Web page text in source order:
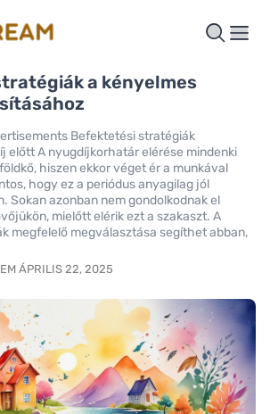
a kényelmes
Befektetési stratégiák
előtt A nyugdíjkorhatár elérése mindenki
hiszen ekkor véget ér a munkával
hogy ez a periódus anyagilag jól
Sokan azonban nem gondolkodnak el
mielőtt elérik ezt a szakaszt. A
megfelelő megválasztása segíthet abban,
EM ÁPRILIS 22, 2025